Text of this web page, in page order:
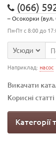
(066)
– Осокорки
Пн-Пт с 8:00 до
Усюди
Наприклад: насос
Викачати
Корисні статті
Категорії